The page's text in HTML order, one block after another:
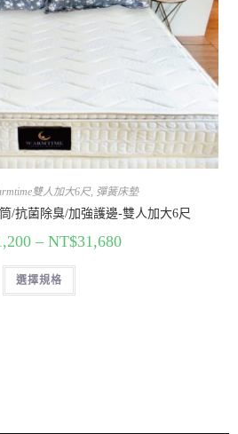
雙人加大6尺, 彈簧床墊
/抗菌除臭/加強護邊-雙人加大6尺
– NT$31,680
選擇規格